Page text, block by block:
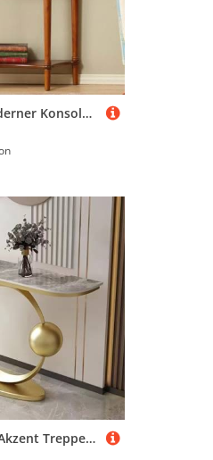
Halbrunder Moderner Konsolentisch Sofatisch Flurtisch aus Holz mit Schublade für Kleinen Raum Birkenholz-Konsolentisch Verandatisch for Eingang, Flur(Cherry,90cm/35.4in)
Schmale Kleine Akzent Treppenhaus Tabelle mit Geometrischem Metallrahmen Lange Eingangshalle Tabelle Lange Treppenhaus Vestibül Tabelle Eingang Vestibül Treppenhaus(E,130*30*80CM/51.2*11.8*31.5IN)